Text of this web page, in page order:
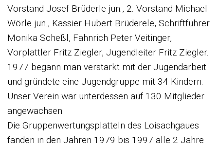
Vorstand Josef Brüderle jun., 2. Vorstand Michael
Wörle jun., Kassier Hubert Brüderele, Schriftführer
Monika Scheßl, Fähnrich Peter Veitinger,
Vorplattler Fritz Ziegler, Jugendleiter Fritz Ziegler.
1977 begann man verstärkt mit der Jugendarbeit
und gründete eine Jugendgruppe mit 34 Kindern.
Unser Verein war unterdessen auf 130 Mitglieder
angewachsen.
Die Gruppenwertungsplatteln des Loisachgaues
fanden in den Jahren 1979 bis 1997 alle 2 Jahre